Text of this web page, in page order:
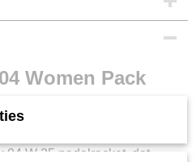
Women Pack
en professionele speelsters
combineren. Centraal in
04 W 25 padelracket, dat